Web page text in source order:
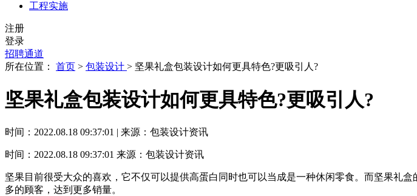
工程实施
注册
登录
招聘通道
所在位置： 首页 > 包装设计 > 坚果礼盒包装设计如何更具特色?更吸引人?
坚果礼盒包装设计如何更具特色?更吸引人?
时间：2022.08.18 09:37:01 | 来源：包装设计资讯
时间：2022.08.18 09:37:01 来源：包装设计资讯
坚果目前很受大众的喜欢，它不仅可以提供高蛋白同时也可以当成是一种休闲零食。而坚果礼
多的顾客，达到更多销量。